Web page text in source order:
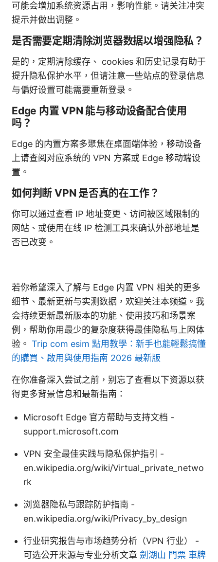
可能会增加系统资源占用，影响性能。请关注冲突
提示并做出调整。
是否需要定期清除浏览器数据以增强隐私？
是的，定期清除缓存、 cookies 和历史记录有助于
提升隐私保护水平，但请注意一些站点的登录信息
与偏好设置可能需要重新登录。
Edge 内置 VPN 能与移动设备配合使用
吗？
Edge 的内置方案多聚焦在桌面端体验，移动设备
上请查阅对应系统的 VPN 方案或 Edge 移动端设
置。
如何判断 VPN 是否真的在工作？
你可以通过查看 IP 地址变更、访问被区域限制的
网站、或使用在线 IP 检测工具来确认外部地址是
否已改变。
若你希望深入了解与 Edge 内置 VPN 相关的更多
细节、最新更新与实测数据，欢迎关注本频道。我
会持续更新最新版本的功能、使用技巧和场景案
例，帮助你用最少的复杂度获得最佳隐私与上网体
验。 Trip com esim 點用教學：新手也能輕鬆搞懂
的購買、啟用與使用指南 2026 最新版
在你准备深入尝试之前，别忘了查看以下资源以获
得更多背景信息和最新指南：
Microsoft Edge 官方帮助与支持文档 -
support.microsoft.com
VPN 安全最佳实践与隐私保护指引 -
en.wikipedia.org/wiki/Virtual_private_netwo
rk
浏览器隐私与跟踪防护指南 -
en.wikipedia.org/wiki/Privacy_by_design
行业研究报告与市场趋势分析（VPN 行业） -
可选公开来源与专业分析文章 劍湖山 門票 車牌